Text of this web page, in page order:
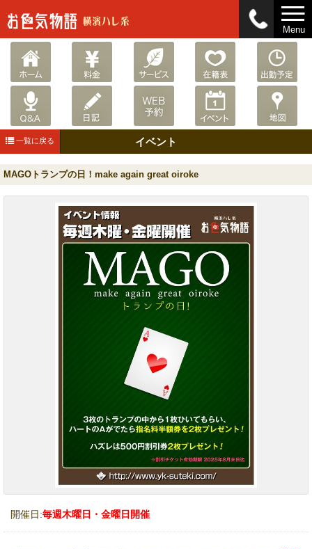
Menu
イベント
一覧に戻る
MAGOトランプの日！make again great oiroke
開催日:毎週木曜日・金曜日開催